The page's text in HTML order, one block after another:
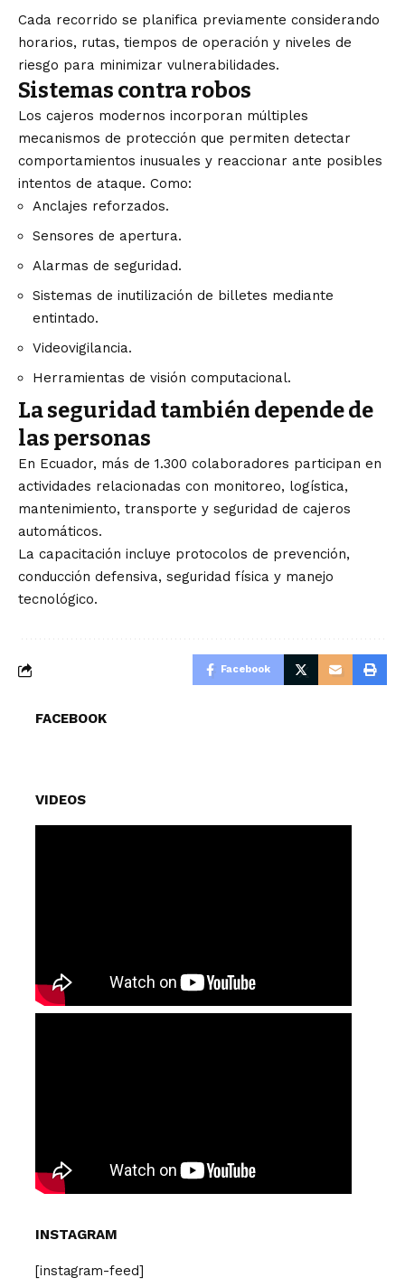
Cada recorrido se planifica previamente considerando
horarios, rutas, tiempos de operación y niveles de
riesgo para minimizar vulnerabilidades.
Sistemas contra robos
Los cajeros modernos incorporan múltiples
mecanismos de protección que permiten detectar
comportamientos inusuales y reaccionar ante posibles
intentos de ataque. Como:
Anclajes reforzados.
Sensores de apertura.
Alarmas de seguridad.
Sistemas de inutilización de billetes mediante
entintado.
Videovigilancia.
Herramientas de visión computacional.
La seguridad también depende de
las personas
En Ecuador, más de 1.300 colaboradores participan en
actividades relacionadas con monitoreo, logística,
mantenimiento, transporte y seguridad de cajeros
automáticos.
La capacitación incluye protocolos de prevención,
conducción defensiva, seguridad física y manejo
tecnológico.
Facebook
FACEBOOK
VIDEOS
INSTAGRAM
[instagram-feed]